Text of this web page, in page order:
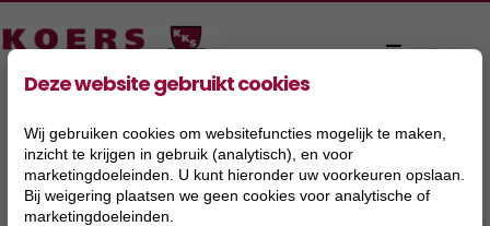
Deze website gebruikt cookies
Wij gebruiken cookies om websitefuncties mogelijk te maken,
inzicht te krijgen in gebruik (analytisch), en voor
marketingdoeleinden. U kunt hieronder uw voorkeuren opslaan.
Bij weigering plaatsen we geen cookies voor analytische of
marketingdoeleinden.